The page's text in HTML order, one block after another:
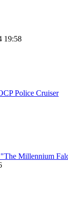
19:58
Police Cruiser
Millennium